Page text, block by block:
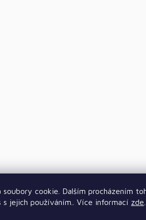
cookie. Dalším procházením
jejich používáním.. Více informací zde